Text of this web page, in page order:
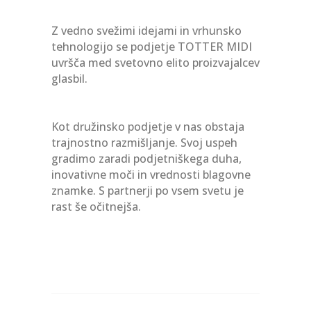
Z vedno svežimi idejami in vrhunsko
tehnologijo se podjetje TOTTER MIDI
uvršča med svetovno elito proizvajalcev
glasbil.
Kot družinsko podjetje v nas obstaja
trajnostno razmišljanje. Svoj uspeh
gradimo zaradi podjetniškega duha,
inovativne moči in vrednosti blagovne
znamke. S partnerji po vsem svetu je
rast še očitnejša.